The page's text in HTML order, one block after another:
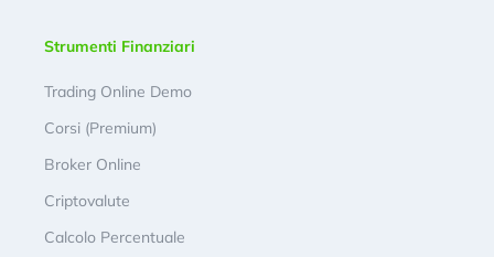
Strumenti Finanziari
Trading Online Demo
Corsi (Premium)
Broker Online
Criptovalute
Calcolo Percentuale